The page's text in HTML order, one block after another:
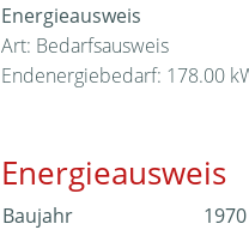
Energieausweis
Art: Bedarfsausweis
Endenergiebedarf: 178.00
Energieausweis
Baujahr
1970